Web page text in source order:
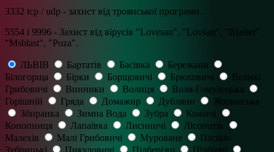
3332 tcp / udp - захист від троянської програми.
5554 і 9996 - Захист від вірусів "Lovesan", "Lovsan", "Blaster",
"Msblast", "Poza".
ЛЬВІВ Бартатів Басівка
Бережани
Білогорща
Бірки Борщовичі Брюховичі
Великі
Грибовичі
Винники Волиця
Воля-Гомулецька
Горішній
Гряда Домажир Дубляни
Жорниська
Збиранка
Зимна Вода Зубра
Кожичі
Конопниця
Лапаївка Лисиничі
Лісопотік
Малехів
Малі Грибовичі Муроване
Пасіки-